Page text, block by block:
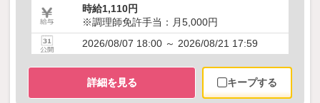
時給1,110円
※調理師免許手当：月5,000円
2026/08/07 18:00 ～ 2026/08/21 17:59
詳細を見る キープする